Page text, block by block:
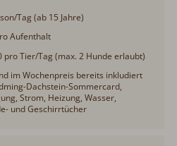
Tag (ab 15 Jahre)
Aufenthalt
pro Tier/Tag (max. 2 Hunde erlaubt)
im Wochenpreis bereits inkludiert
Dachstein-Sommercard,
Strom, Heizung, Wasser,
und Geschirrtücher